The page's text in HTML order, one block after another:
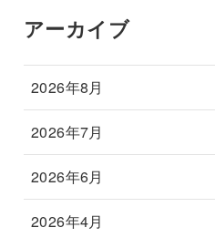
アーカイブ
2026年8月
2026年7月
2026年6月
2026年4月